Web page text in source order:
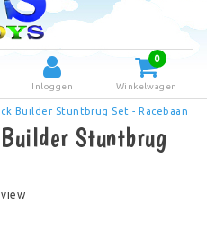
Inloggen
0
Winkelwagen
Builder Stuntbrug Set - Racebaan
Stuntbrug